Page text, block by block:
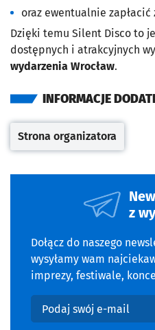
oraz ewentualnie zapłacić
Dzięki temu Silent Disco to
dostępnych i atrakcyjnych
wydarzenia Wrocław.
INFORMACJE
Otwiera się w
Strona organizatora
z
Dołącz do naszego
wysyłamy wam
imprezy, festiwale,
Podaj swój e-mail